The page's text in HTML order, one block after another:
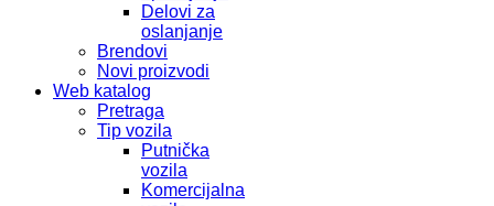
Delovi za
oslanjanje
Brendovi
Novi proizvodi
Web katalog
Pretraga
Tip vozila
Putnička
vozila
Komercijalna